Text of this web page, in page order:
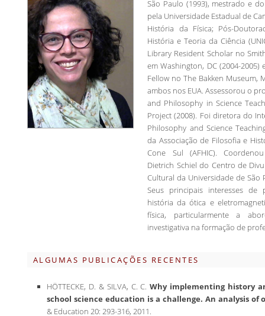
São Paulo (1993), mestrado e
pela Universidade Estadual de
História da Física; Pós-
História e Teoria da Ciência
Library Resident Scholar no
em Washington, DC (2004-2005)
Fellow no The Bakken Museum,
ambos nos EUA. Assessorou o
and Philosophy in Science
Project (2008). Foi diretora do
Philosophy and Science
da Associação de Filosofia e
Cone Sul (AFHIC).
Dietrich Schiel do Centro de
Cultural da Universidade de São
Seus principais interesses de
história da ótica e
física, particularmente a
investigativa na formação de
ALGUMAS PUBLICAÇÕES RECENTES
HÖTTECKE, D. & SILVA, C. C.Why implementing history
school science education is a challenge. An analysis of
& Education 20: 293-316, 2011.